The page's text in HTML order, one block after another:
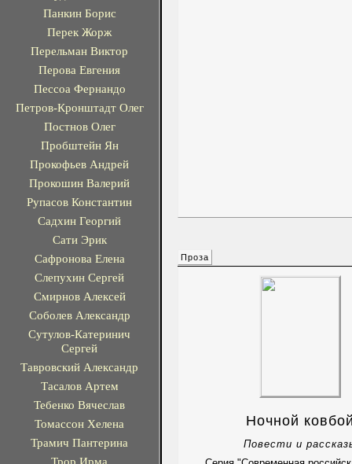
Панкин Борис
Перек Жорж
Перельман Виктор
Перова Евгения
Пессоа Фернандо
Петров-Кронштадт Олег
Постнов Олег
Пробштейн Ян
Прокофьев Андрей
Прокошин Валерий
Рупасов Константин
Садхин Георгий
Сати Эрик
Сафронова Елена
Слепухин Сергей
Смирнов Алексей
Соболев Александр
Сутулов-Катеринич
Сергей
Тавровский Александр
Тасалов Артем
Тебенко Вячеслав
Томассон Хелена
Трамич Пантерина
Трор Ирма
Проза
Ночной
Повести и